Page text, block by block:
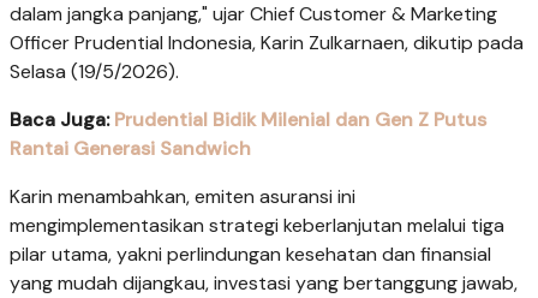
dalam jangka panjang," ujar Chief Customer & Marketing
Officer Prudential Indonesia, Karin Zulkarnaen, dikutip pada
Selasa (19/5/2026).
Baca Juga:Prudential Bidik Milenial dan Gen Z Putus
Rantai Generasi Sandwich
Karin menambahkan, emiten asuransi ini
mengimplementasikan strategi keberlanjutan melalui tiga
pilar utama, yakni perlindungan kesehatan dan finansial
yang mudah dijangkau, investasi yang bertanggung jawab,